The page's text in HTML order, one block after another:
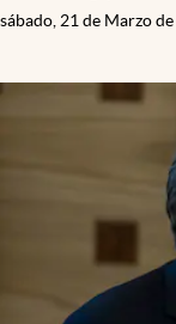
sábado, 21 de Marzo